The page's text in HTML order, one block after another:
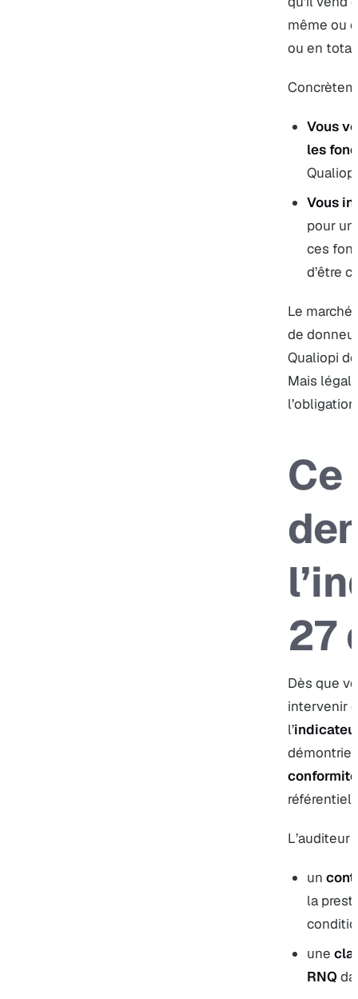
même ou
ou en
Vous
les
Vous
pour
ces
d’être
Le
de
Qualiopi
Mais
l’obligation.
Ce
27
Dès que
intervenir
l’
conformité
référentiel
L’auditeur
un
la
une
RNQ